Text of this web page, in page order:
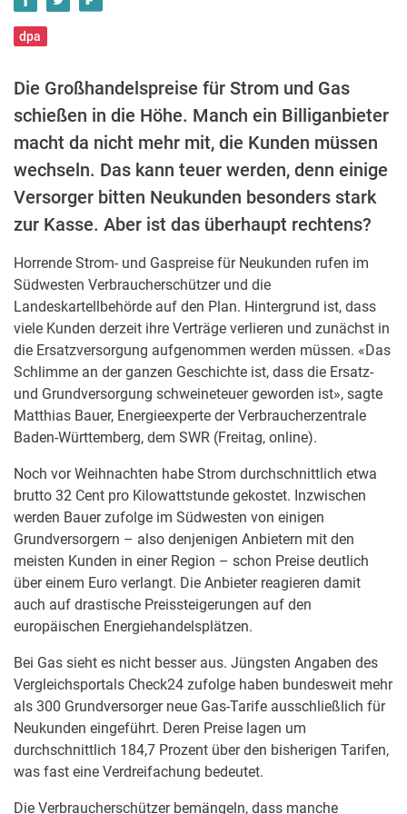
dpa
Die Großhandelspreise für Strom und Gas
schießen in die Höhe. Manch ein Billiganbieter
macht da nicht mehr mit, die Kunden müssen
wechseln. Das kann teuer werden, denn einige
Versorger bitten Neukunden besonders stark
zur Kasse. Aber ist das überhaupt rechtens?
Horrende Strom- und Gaspreise für Neukunden rufen im
Südwesten Verbraucherschützer und die
Landeskartellbehörde auf den Plan. Hintergrund ist, dass
viele Kunden derzeit ihre Verträge verlieren und zunächst in
die Ersatzversorgung aufgenommen werden müssen. «Das
Schlimme an der ganzen Geschichte ist, dass die Ersatz-
und Grundversorgung schweineteuer geworden ist», sagte
Matthias Bauer, Energieexperte der Verbraucherzentrale
Baden-Württemberg, dem SWR (Freitag, online).
Noch vor Weihnachten habe Strom durchschnittlich etwa
brutto 32 Cent pro Kilowattstunde gekostet. Inzwischen
werden Bauer zufolge im Südwesten von einigen
Grundversorgern – also denjenigen Anbietern mit den
meisten Kunden in einer Region – schon Preise deutlich
über einem Euro verlangt. Die Anbieter reagieren damit
auch auf drastische Preissteigerungen auf den
europäischen Energiehandelsplätzen.
Bei Gas sieht es nicht besser aus. Jüngsten Angaben des
Vergleichsportals Check24 zufolge haben bundesweit mehr
als 300 Grundversorger neue Gas-Tarife ausschließlich für
Neukunden eingeführt. Deren Preise lagen um
durchschnittlich 184,7 Prozent über den bisherigen Tarifen,
was fast eine Verdreifachung bedeutet.
Die Verbraucherschützer bemängeln, dass manche